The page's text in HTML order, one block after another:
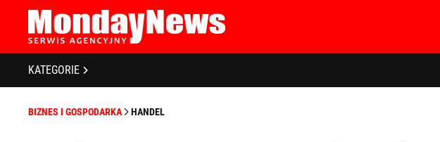
STRONA GŁÓWNA
O NAS
POLITYKA PRYWATNOŚCI
KATEGORIE
BIZNES I GOSPODARKA
BANKOWOŚĆ I FINANSE
BIZNES I GOSPODARKA HANDEL